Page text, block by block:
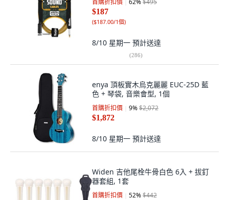
首購折扣價 62%$495
$187
($187.00/1個)
8/10 星期一 預計送達
(286)
enya 頂板實木烏克麗麗 EUC-25D 藍
色 + 琴袋, 音樂會型, 1個
首購折扣價 9%$2,072
$1,872
8/10 星期一 預計送達
Widen 吉他尾栓牛骨白色 6入 + 拔釘
器套組, 1套
首購折扣價 52%$442